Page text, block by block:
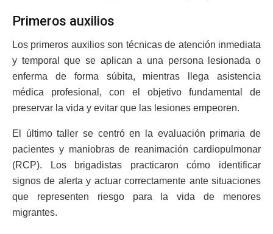
Primeros auxilios
Los primeros auxilios son técnicas de atención inmediata
y temporal que se aplican a una persona lesionada o
enferma de forma súbita, mientras llega asistencia
médica profesional, con el objetivo fundamental de
preservar la vida y evitar que las lesiones empeoren.
El último taller se centró en la evaluación primaria de
pacientes y maniobras de reanimación cardiopulmonar
(RCP). Los brigadistas practicaron cómo identificar
signos de alerta y actuar correctamente ante situaciones
que representen riesgo para la vida de menores
migrantes.